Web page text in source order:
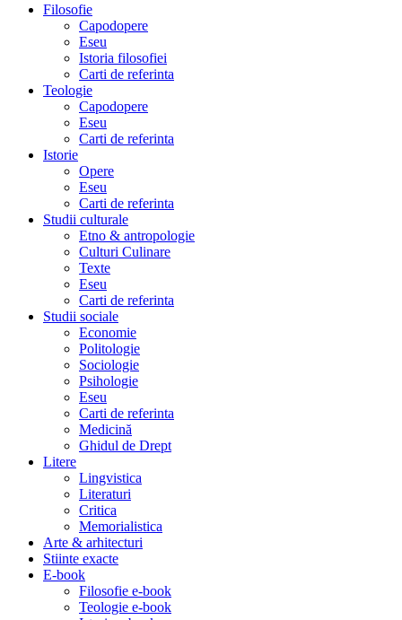
Filosofie
Capodopere
Eseu
Istoria filosofiei
Carti de referinta
Teologie
Capodopere
Eseu
Carti de referinta
Istorie
Opere
Eseu
Carti de referinta
Studii culturale
Etno & antropologie
Culturi Culinare
Texte
Eseu
Carti de referinta
Studii sociale
Economie
Politologie
Sociologie
Psihologie
Eseu
Carti de referinta
Medicină
Ghidul de Drept
Litere
Lingvistica
Literaturi
Critica
Memorialistica
Arte & arhitecturi
Stiinte exacte
E-book
Filosofie e-book
Teologie e-book